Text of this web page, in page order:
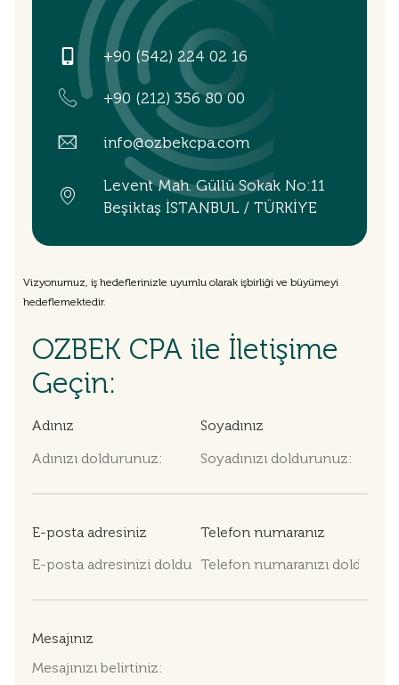
+90 (542) 224 02 16
+90 (212) 356 80 00
info@ozbekcpa.com
Levent Mah. Güllü Sokak No:11
Beşiktaş İSTANBUL / TÜRKİYE
Vizyonumuz, iş hedeflerinizle uyumlu olarak işbirliği ve büyümeyi
hedeflemektedir.
OZBEK CPA ile İletişime
Geçin:
Adınız Soyadınız
E-posta adresiniz Telefon numaranız
Mesajınız